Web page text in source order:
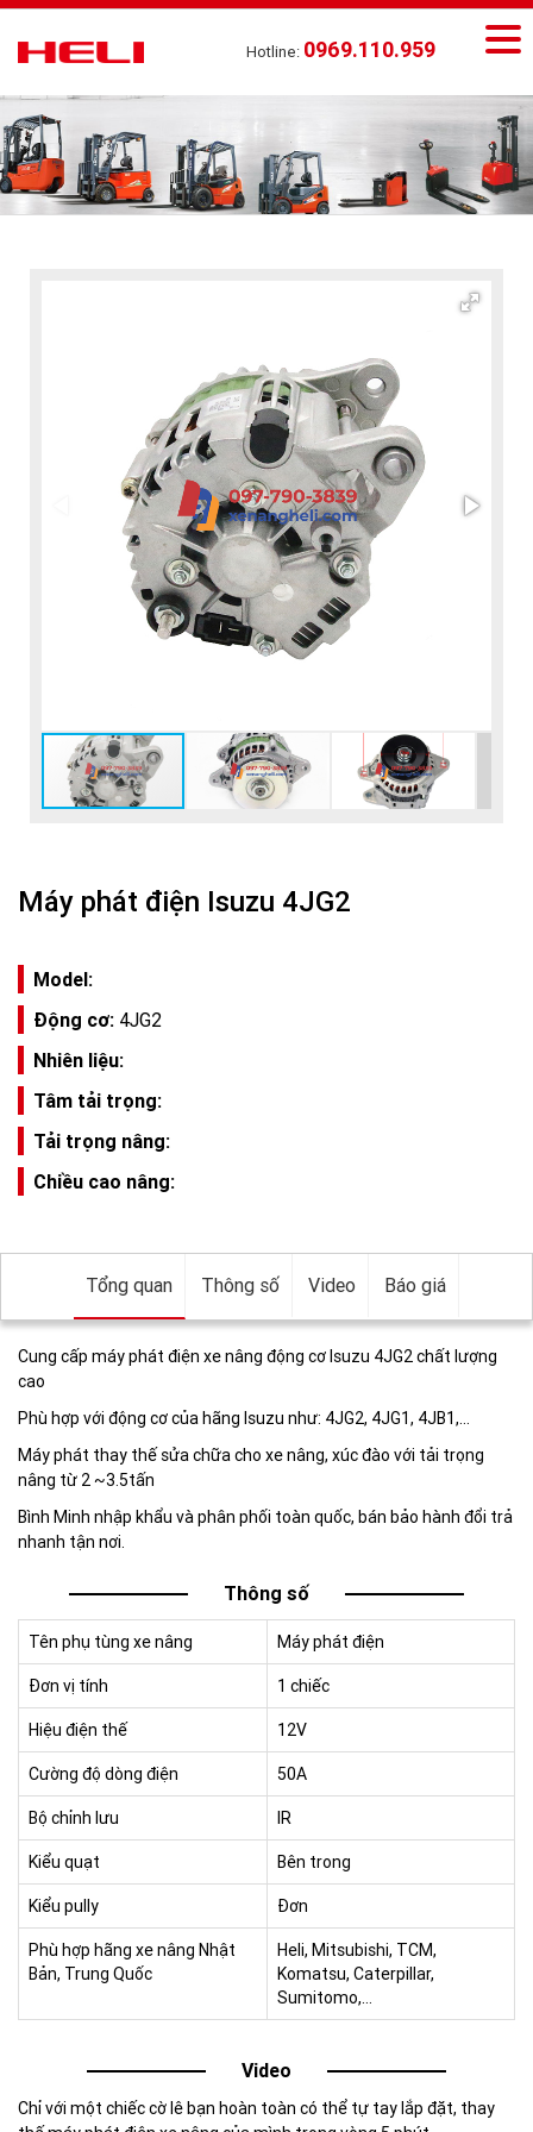
Hotline: 0969.110.959
Máy phát điện Isuzu 4JG2
Model:
Động cơ: 4JG2
Nhiên liệu:
Tâm tải trọng:
Tải trọng nâng:
Chiều cao nâng:
Tổng quan Thông số Video Báo giá
Cung cấp máy phát điện xe nâng động cơ Isuzu 4JG2 chất lượng
cao
Phù hợp với động cơ của hãng Isuzu như: 4JG2, 4JG1, 4JB1,…
Máy phát thay thế sửa chữa cho xe nâng, xúc đào với tải trọng
nâng từ 2 ~3.5tấn
Bình Minh nhập khẩu và phân phối toàn quốc, bán bảo hành đổi trả
nhanh tận nơi.
Thông số
Tên phụ tùng xe nâng Máy phát điện
Đơn vị tính 1 chiếc
Hiệu điện thế 12V
Cường độ dòng điện 50A
Bộ chỉnh lưu IR
Kiểu quạt Bên trong
Kiểu pully Đơn
Phù hợp hãng xe nâng Nhật
Bản, Trung Quốc
Heli, Mitsubishi, TCM,
Komatsu, Caterpillar,
Sumitomo,…
Video
Chỉ với một chiếc cờ lê bạn hoàn toàn có thể tự tay lắp đặt, thay